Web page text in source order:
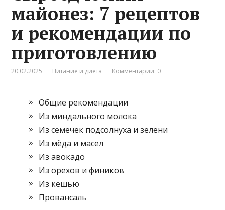
майонез: 7 рецептов
и рекомендации по
приготовлению
20.02.2025 Питание и диета Комментарии: 0
Общие рекомендации
Из миндального молока
Из семечек подсолнуха и зелени
Из мёда и масел
Из авокадо
Из орехов и фиников
Из кешью
Провансаль